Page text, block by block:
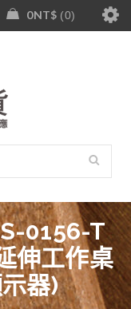
0NT$ 0
0156-T
伸工作桌
器)